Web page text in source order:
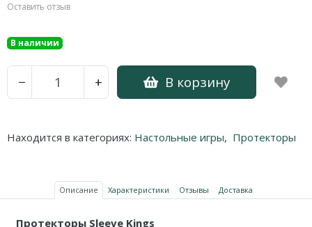
Оставить отзыв
В наличии
− + В корзину
Находится в категориях: Настольные игры, Протекторы
Описание Характеристики Отзывы Доставка
Протекторы Sleeve Kings